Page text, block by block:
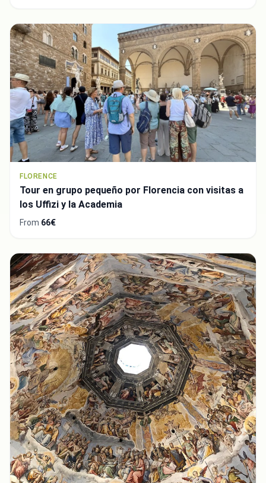
FLORENCE
Tour en grupo pequeño por Florencia con visitas a
los Uffizi y la Academia
From 66€
Close